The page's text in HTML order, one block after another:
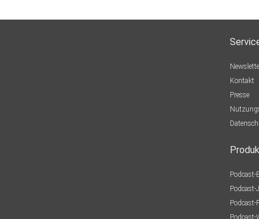
Kontakt
Presse
Podcast-
Podcast-
Podcast-
Podcast-